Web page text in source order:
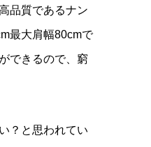
品質であるナン
最大肩幅80cmで
できるので、窮
？と思われてい